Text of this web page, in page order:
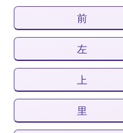
前
左
上
里